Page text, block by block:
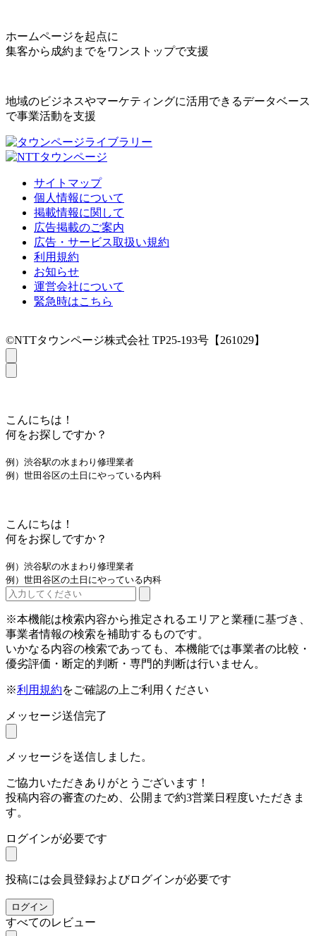
ホームページを起点に
集客から成約までをワンストップで支援
地域のビジネスやマーケティングに活用できるデータベース
で事業活動を支援
サイトマップ
個人情報について
掲載情報に関して
広告掲載のご案内
広告・サービス取扱い規約
利用規約
お知らせ
運営会社について
緊急時はこちら
©NTTタウンページ株式会社 TP25-193号【261029】
こんにちは！
何をお探しですか？
例）渋谷駅の水まわり修理業者
例）世田谷区の土日にやっている内科
こんにちは！
何をお探しですか？
例）渋谷駅の水まわり修理業者
例）世田谷区の土日にやっている内科
※本機能は検索内容から推定されるエリアと業種に基づき、
事業者情報の検索を補助するものです。
いかなる内容の検索であっても、本機能では事業者の比較・
優劣評価・断定的判断・専門的判断は行いません。
※利用規約をご確認の上ご利用ください
メッセージ送信完了
メッセージを送信しました。
ご協力いただきありがとうございます！
投稿内容の審査のため、公開まで約3営業日程度いただきま
す。
ログインが必要です
投稿には会員登録およびログインが必要です
ログイン
すべてのレビュー